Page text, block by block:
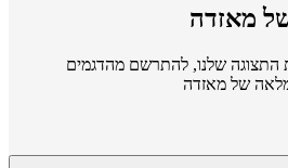
מאזדה
שלנו, להתרשם מהדגמים
של מאזדה